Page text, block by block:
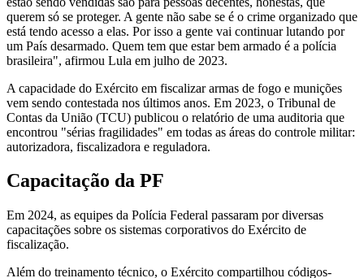
querem só se proteger. A gente não sabe se é o crime organizado que
está tendo acesso a elas. Por isso a gente vai continuar lutando por
um País desarmado. Quem tem que estar bem armado é a polícia
brasileira", afirmou Lula em julho de 2023.
A capacidade do Exército em fiscalizar armas de fogo e munições
vem sendo contestada nos últimos anos. Em 2023, o Tribunal de
Contas da União (TCU) publicou o relatório de uma auditoria que
encontrou "sérias fragilidades" em todas as áreas do controle militar:
autorizadora, fiscalizadora e reguladora.
Capacitação da PF
Em 2024, as equipes da Polícia Federal passaram por diversas
capacitações sobre os sistemas corporativos do Exército de
fiscalização.
Além do treinamento técnico, o Exército compartilhou códigos-